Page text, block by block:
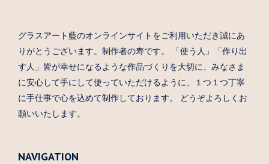
グラスアート藍のオンラインサイトをご利用いただき誠にあ
りがとうございます。制作者の寿です。 「使う人」「作り出
す人」皆が幸せになるような作品づくりを大切に、みなさま
に安心して手にして使っていただけるように、１つ１つ丁寧
に手仕事で心を込めて制作しております。 どうぞよろしくお
願いいたします。
NAVIGATION